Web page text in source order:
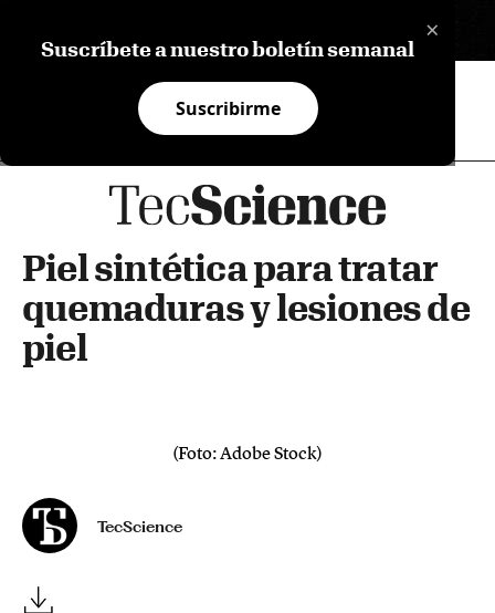
×
Suscríbete a nuestro boletín semanal
Suscribirme
Piel sintética para tratar
quemaduras y lesiones de
piel
(Foto: Adobe Stock)
TecScience